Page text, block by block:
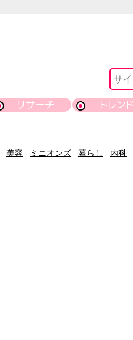
リサーチ トレンド
美容 ミニオンズ 暮らし 内科